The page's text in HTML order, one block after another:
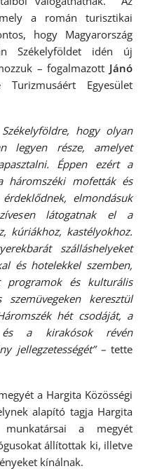
a román turisztikai
hogy Magyarország
Székelyföldet idén új
– fogalmazott Jánó
Egyesület
hogy olyan
legyen része, amelyet
Éppen ezért a
háromszéki mofetták és
elmondásuk
látogatnak el a
kúriákhoz, kastélyokhoz.
szálláshelyeket
és hotelekkel szemben,
programok és kulturális
keresztül
hét csodáját, a
a kirakósok révén
jellegzetességét” – tette
a Hargita Közösségi
alapító tagja Hargita
a megyét
állítottak ki, illetve
kínálnak.